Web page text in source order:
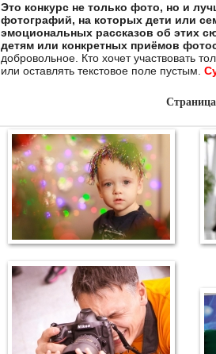
Это конкурс не только фото, но и
фотографий, на которых дети или
эмоциональных рассказов об этих
детям или конкретных приёмов
добровольное. Кто хочет участвовать
или оставлять текстовое поле пустым.